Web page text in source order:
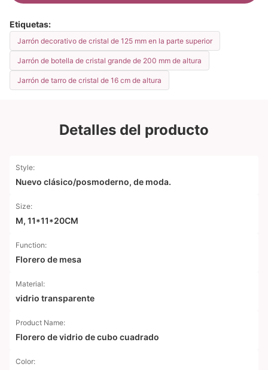
Etiquetas:
Jarrón decorativo de cristal de 125 mm en la parte superior
Jarrón de botella de cristal grande de 200 mm de altura
Jarrón de tarro de cristal de 16 cm de altura
Detalles del producto
Style:
Nuevo clásico/posmoderno, de moda.
Size:
M, 11*11*20CM
Function:
Florero de mesa
Material:
vidrio transparente
Product Name:
Florero de vidrio de cubo cuadrado
Color: